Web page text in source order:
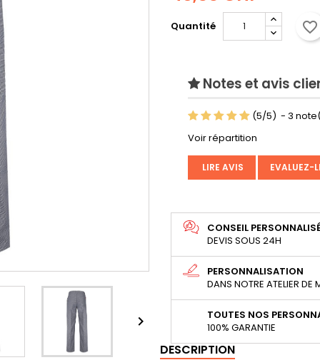

Quantité favorite_border
Notes et avis
(5/5) - 3
Voir répartition
LIRE AVIS EVALUEZ-
CONSEIL
DEVIS SOUS 24H
PERSONNALISATION
DANS NOTRE ATELIER DE
TOUTES NOS
100% GARANTIE
DESCRIPTION